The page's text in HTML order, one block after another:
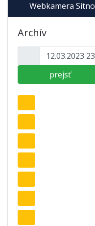
Webkamera Sitno
Archív
prejsť